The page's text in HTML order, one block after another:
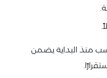
منذ البداية يضمن